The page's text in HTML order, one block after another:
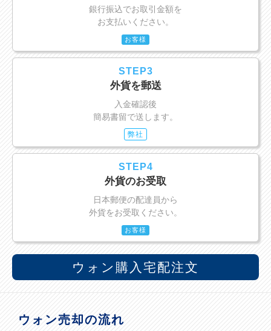
銀行振込でお取引金額を
お支払いください。
お客様
STEP3
外貨を郵送
入金確認後
簡易書留で送します。
弊社
STEP4
外貨のお受取
日本郵便の配達員から
外貨をお受取ください。
お客様
ウォン購入宅配注文
ウォン売却の流れ